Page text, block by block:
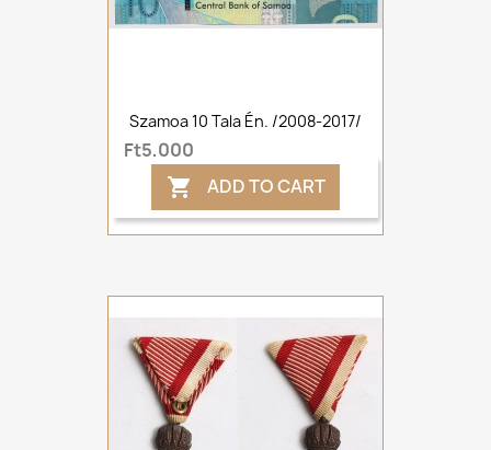
Szamoa 10 Tala Én. /2008-2017/
Ft5,000
 ADD TO CART